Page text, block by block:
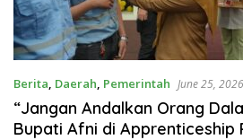
Berita, Daerah, Pemerintah June 25, 2026
“Jangan Andalkan Orang
Bupati Afni di Apprenticeship